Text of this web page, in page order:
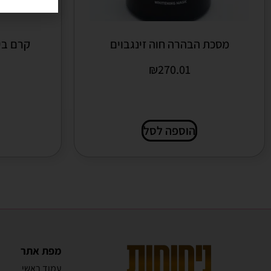
מסכת הבהרה חוה זינגבוים
₪270.01
הוספה לסל
קרם
מפת אתר
עמוד ראשי